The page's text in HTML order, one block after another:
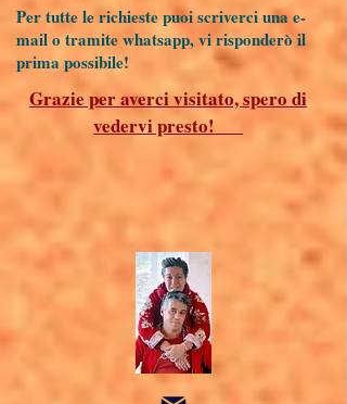
Per tutte le richieste puoi scriverci una e-
mail o tramite whatsapp, vi risponderò il
prima possibile!
Grazie per averci visitato, spero di
vedervi presto!